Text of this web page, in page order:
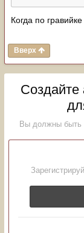
Когда по
Вверх
Создайте
Вы должны быть